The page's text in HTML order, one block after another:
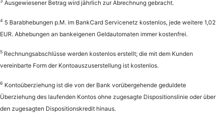
Ausgewiesener Betrag wird jährlich zur Abrechnung gebracht.
4 5 Barabhebungen p.M. im BankCard Servicenetz kostenlos, jede weitere 1,02
EUR. Abhebungen an bankeigenen Geldautomaten immer kostenfrei.
5 Rechnungsabschlüsse werden kostenlos erstellt; die mit dem Kunden
vereinbarte Form der Kontoauszuserstellung ist kostenlos.
6 Kontoüberziehung ist die von der Bank vorübergehende geduldete
Überziehung des laufenden Kontos ohne zugesagte Dispositionslinie oder über
den zugesagten Dispositionskredit hinaus.